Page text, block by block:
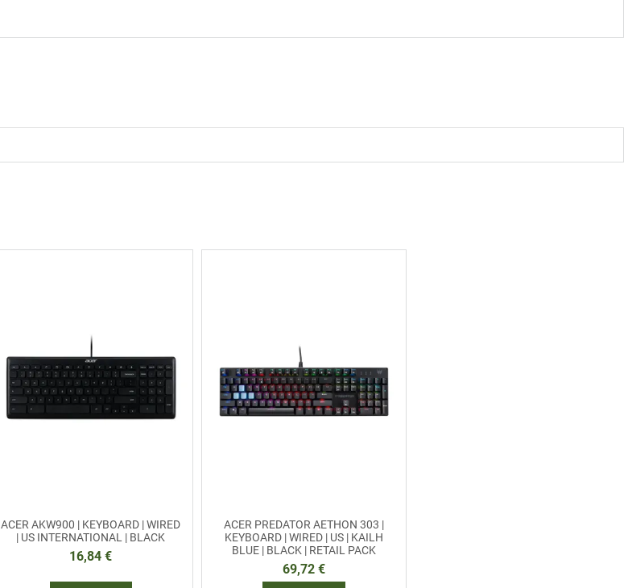
ACER AKW900 | KEYBOARD | WIRED
| US INTERNATIONAL | BLACK
16,84 €
ACER PREDATOR AETHON 303 |
KEYBOARD | WIRED | US | KAILH
BLUE | BLACK | RETAIL PACK
69,72 €